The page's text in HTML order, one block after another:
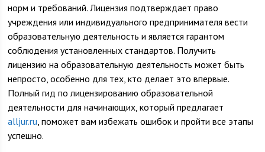
норм и требований. Лицензия подтверждает право
учреждения или индивидуального предпринимателя вести
образовательную деятельность и является гарантом
соблюдения установленных стандартов. Получить
лицензию на образовательную деятельность может быть
непросто, особенно для тех, кто делает это впервые.
Полный гид по лицензированию образовательной
деятельности для начинающих, который предлагает
alljur.ru, поможет вам избежать ошибок и пройти все этапы
успешно.